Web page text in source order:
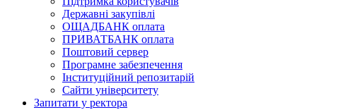
Державні закупівлі
ОЩАДБАНК оплата
ПРИВАТБАНК оплата
Поштовий сервер
Програмне забезпечення
Інституційний репозитарій
Сайти університету
Запитати у ректора